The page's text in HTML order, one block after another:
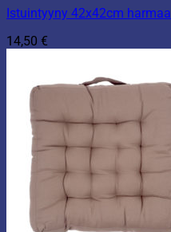
Istuintyyny 42x42cm harmaa
14,50 €